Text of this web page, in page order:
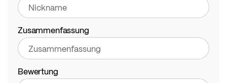
Zusammenfassung
Bewertung